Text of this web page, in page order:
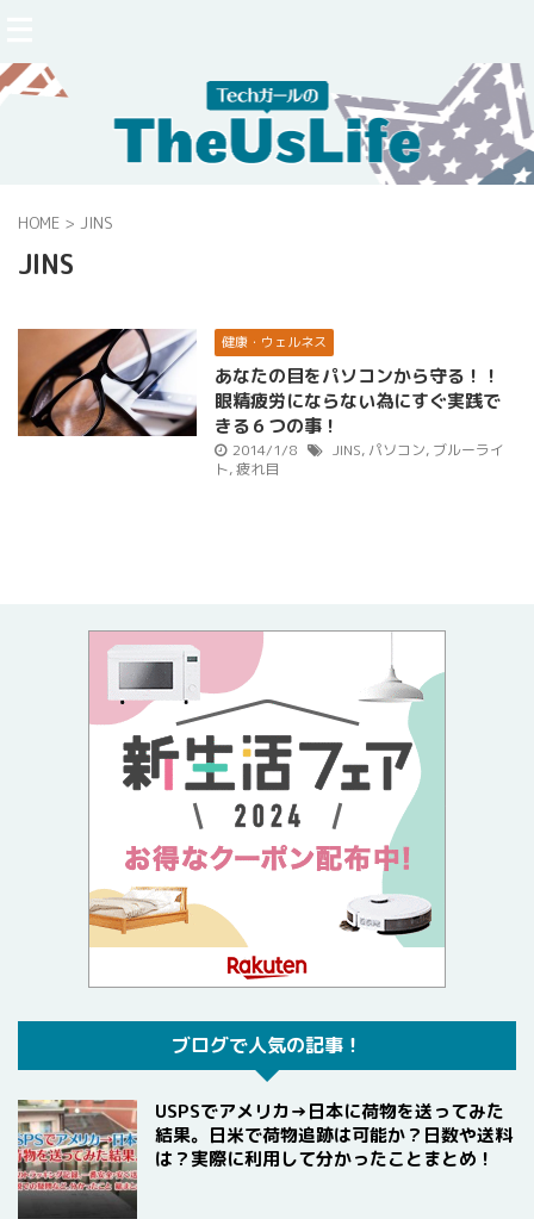
HOME > JINS
JINS
健康・ウェルネス
あなたの目をパソコンから守る！！
眼精疲労にならない為にすぐ実践で
きる６つの事！
2014/1/8 JINS, パソコン, ブルーライ
ト,疲れ目
ブログで人気の記事！
USPSでアメリカ→日本に荷物を送ってみた
結果。日米で荷物追跡は可能か？日数や送料
は？実際に利用して分かったことまとめ！